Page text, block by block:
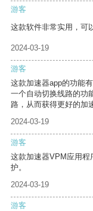
游客
这款软件非常实用，可
2024-03-19
游客
这款加速器app的功能
一个自动切换线路的功
路，从而获得更好的加
2024-03-19
游客
这款加速器VPM应用程
护。
2024-03-19
游客